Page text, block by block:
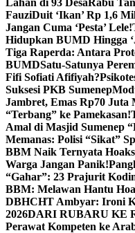
Lahan di 93 DesaRabu
FauziDuit ‘Ikan’ Rp 1,6
Jangan Cuma ‘Pesta’ Lele!
Hidupkan BUMD Hingga
Tiga Raperda: Antara
BUMDSatu-Satunya
Fifi Sofiati Afifiyah?
Suksesi PKB Sumenep
Jambret, Emas Rp70
“Terbang” ke Pamekasan!
Amal di Masjid Sumenep
Memanas: Polisi “Sikat”
BBM Naik Ternyata
Warga Jangan Panik!
“Gahar”: 23 Prajurit
BBM: Melawan Hantu
DBHCHT Ambyar: Ironi
2026DARI RUBARU KE
Perawat Kompeten ke